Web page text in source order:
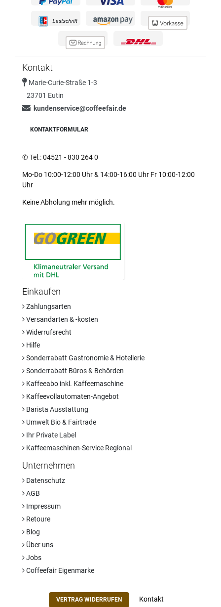
Kontakt
Marie-Curie-Straße 1-3
23701 Eutin
kundenservice@coffeefair.de
KONTAKTFORMULAR
✆Tel.: 04521 - 830 264 0
Mo-Do 10:00-12:00 Uhr & 14:00-16:00 Uhr Fr 10:00-12:00
Uhr
Keine Abholung mehr möglich.
Einkaufen
Zahlungsarten
Versandarten & -kosten
Widerrufsrecht
Hilfe
Sonderrabatt Gastronomie & Hotellerie
Sonderrabatt Büros & Behörden
Kaffeeabo inkl. Kaffeemaschine
Kaffeevollautomaten-Angebot
Barista Ausstattung
Umwelt Bio & Fairtrade
Ihr Private Label
Kaffeemaschinen-Service Regional
Unternehmen
Datenschutz
AGB
Impressum
Retoure
Blog
Über uns
Jobs
Coffeefair Eigenmarke
VERTRAG WIDERRUFEN Kontakt